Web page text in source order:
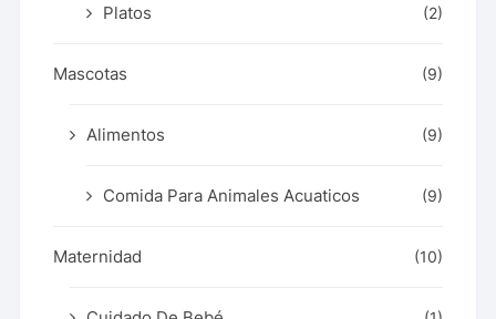
Platos (2)
Mascotas (9)
Alimentos (9)
Comida Para Animales Acuaticos (9)
Maternidad (10)